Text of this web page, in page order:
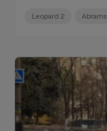
Leopard 2 Abrams